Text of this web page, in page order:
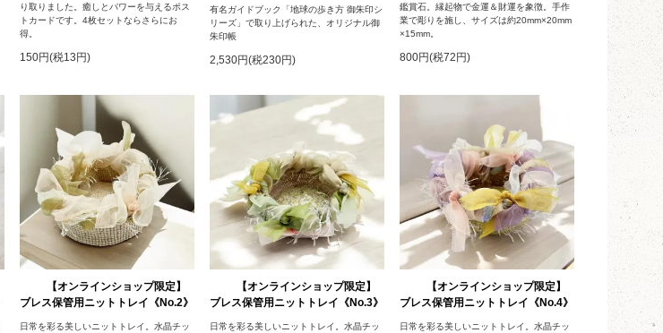
り取りました。癒しとパワーを与えるポス
トカードです。4枚セットならさらにお
得。
150円(税13円)
有名ガイドブック「地球の歩き方 御朱印シ
リーズ」で取り上げられた、オリジナル御
朱印帳
2,530円(税230円)
鑑賞石。縁起物で金運＆財運を象徴。手作
業で彫りを施し、サイズは約20mm×20mm
×15mm。
800円(税72円)
【オンラインショップ限定】
ブレス保管用ニットトレイ《No.2》
日常を彩る美しいニットトレイ。水晶チッ
【オンラインショップ限定】
ブレス保管用ニットトレイ《No.3》
日常を彩る美しいニットトレイ。水晶チッ
【オンラインショップ限定】
ブレス保管用ニットトレイ《No.4》
日常を彩る美しいニットトレイ。水晶チッ